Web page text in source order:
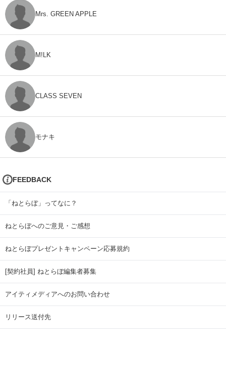
Mrs. GREEN APPLE
M!LK
CLASS SEVEN
モナキ
FEEDBACK
「ねとらぼ」ってなに？
ねとらぼへのご意見・ご感想
ねとらぼプレゼントキャンペーン応募規約
[契約社員] ねとらぼ編集者募集
アイティメディアへのお問い合わせ
リリース送付先